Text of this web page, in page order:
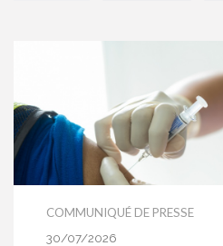
COMMUNIQUÉ DE PRESSE
30/07/2026